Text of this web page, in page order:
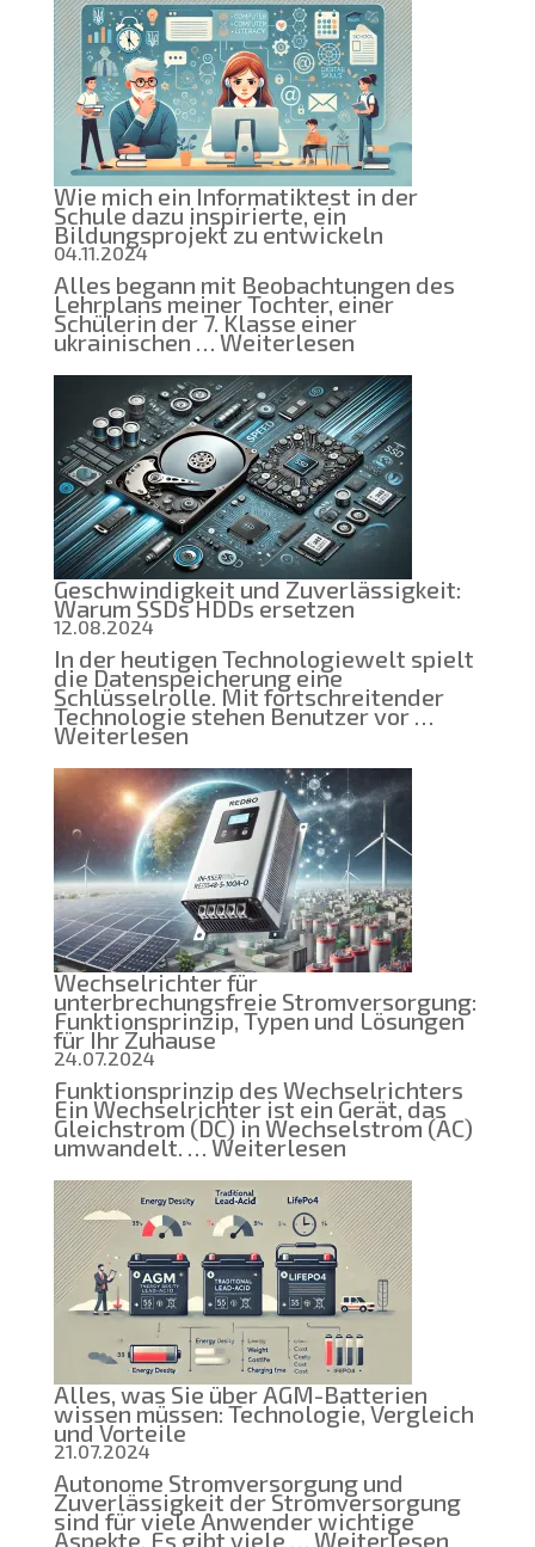
Wie mich ein Informatiktest in der
Schule dazu inspirierte, ein
Bildungsprojekt zu entwickeln
04.11.2024
Alles begann mit Beobachtungen des
Lehrplans meiner Tochter, einer
Schülerin der 7. Klasse einer
ukrainischen … Weiterlesen:
Wie
mich
ein
Informatiktest
in
der
Schule
dazu
inspirierte,
ein
Bildungsprojekt
entwickeln
Geschwindigkeit und Zuverlässigkeit:
Warum SSDs HDDs ersetzen
12.08.2024
In der heutigen Technologiewelt spielt
die Datenspeicherung eine
Schlüsselrolle. Mit fortschreitender
Technologie stehen Benutzer vor …
Weiterlesen:
Geschwindigkeit
und
Zuverlässigkeit:
Warum
SSDs
HDDs
ersetzen
Wechselrichter für
unterbrechungsfreie Stromversorgung:
Funktionsprinzip, Typen und Lösungen
für Ihr Zuhause
24.07.2024
Funktionsprinzip des Wechselrichters
Ein Wechselrichter ist ein Gerät, das
Gleichstrom (DC) in Wechselstrom (AC)
umwandelt. … Weiterlesen:
Wechselrichter
für
Funktionsprinzip,
Typen
und
Lösungen
für
Ihr
Zuhause
Alles, was Sie über AGM-Batterien
wissen müssen: Technologie, Vergleich
und Vorteile
21.07.2024
Autonome Stromversorgung und
Zuverlässigkeit der Stromversorgung
sind für viele Anwender wichtige
Aspekte. Es gibt viele … Weiterlesen: